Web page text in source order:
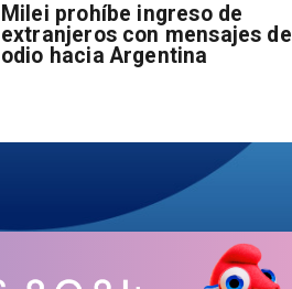
Milei prohíbe ingreso de
extranjeros con mensajes de
odio hacia Argentina